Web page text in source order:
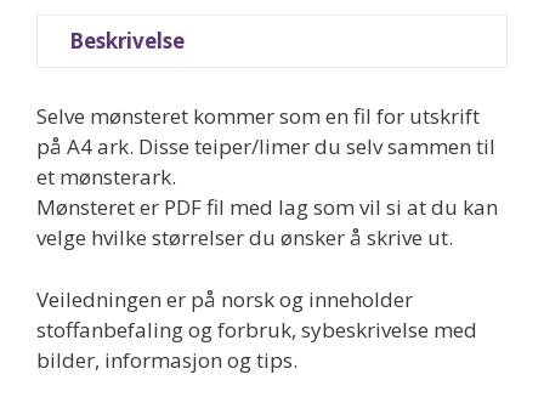
øreklaffer
Beskrivelse
Selve mønsteret kommer som en fil for utskrift
på A4 ark. Disse teiper/limer du selv sammen til
et mønsterark.
Mønsteret er PDF fil med lag som vil si at du kan
velge hvilke størrelser du ønsker å skrive ut.
Veiledningen er på norsk og inneholder
stoffanbefaling og forbruk, sybeskrivelse med
bilder, informasjon og tips.